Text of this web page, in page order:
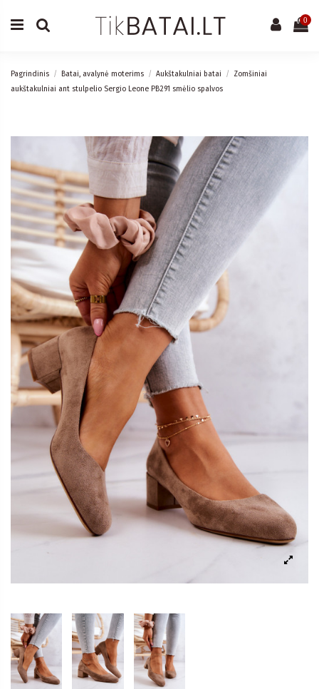
0
Pagrindinis Batai, avalynė moterims Aukštakulniai batai
Zomšiniai
aukštakulniai ant stulpelio Sergio Leone PB291 smėlio spalvos